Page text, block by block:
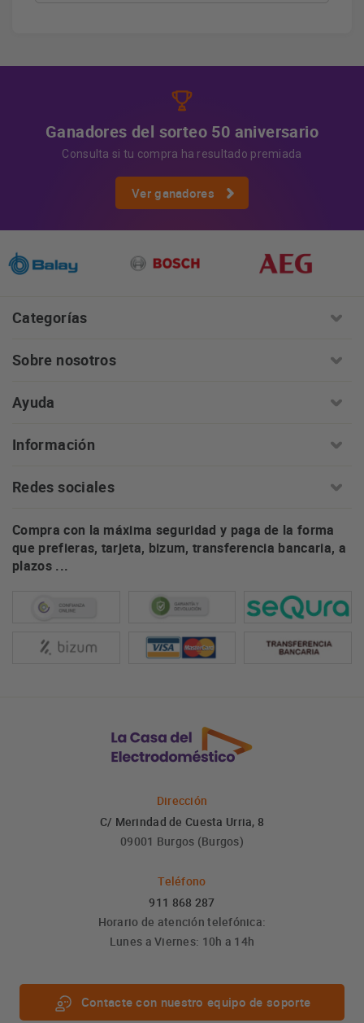
Ganadores del sorteo 50 aniversario
Consulta si tu compra ha resultado premiada
Ver ganadores
Categorías
Sobre nosotros
Ayuda
Información
Redes sociales
Compra con la máxima seguridad y paga de la forma
que prefieras, tarjeta, bizum, transferencia bancaria, a
plazos ...
Dirección
C/ Merindad de Cuesta Urria, 8
09001 Burgos (Burgos)
Teléfono
911 868 287
Horario de atención telefónica:
Lunes a Viernes: 10h a 14h
Contacte con nuestro equipo de soporte